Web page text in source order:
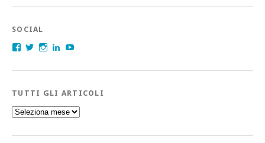
SOCIAL
Facebook
Twitter
Instagram
LinkedIn
YouTube
TUTTI GLI ARTICOLI
Tutti
gli